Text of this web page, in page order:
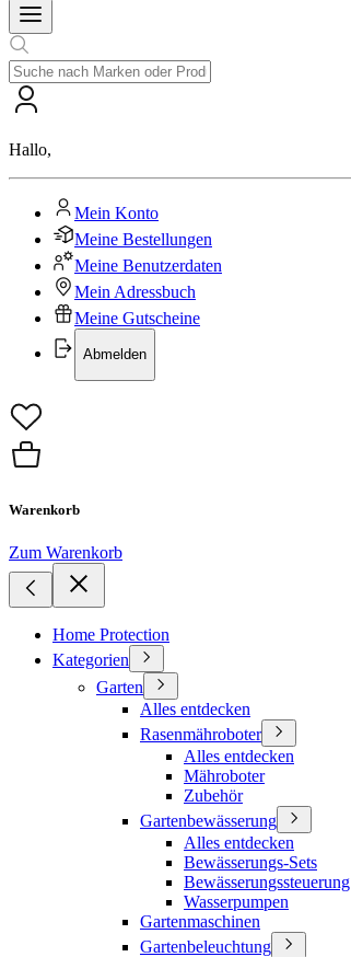
Hallo,
Mein Konto
Meine Bestellungen
Meine Benutzerdaten
Mein Adressbuch
Meine Gutscheine
Abmelden
Warenkorb
Zum Warenkorb
Home Protection
Kategorien
Garten
Alles entdecken
Rasenmähroboter
Alles entdecken
Mähroboter
Zubehör
Gartenbewässerung
Alles entdecken
Bewässerungs-Sets
Bewässerungssteuerung
Wasserpumpen
Gartenmaschinen
Gartenbeleuchtung